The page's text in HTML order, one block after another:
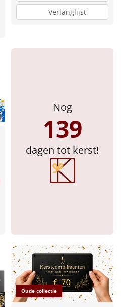
Verlanglijst
Nog
139
dagen tot kerst!
Oude collectie